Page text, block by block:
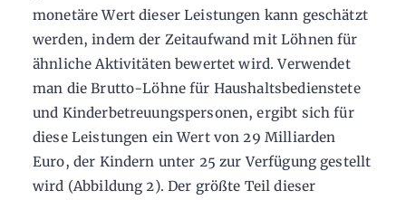
monetäre Wert dieser Leistungen kann geschätzt
werden, indem der Zeitaufwand mit Löhnen für
ähnliche Aktivitäten bewertet wird. Verwendet
man die Brutto-Löhne für Haushaltsbedienstete
und Kinderbetreuungspersonen, ergibt sich für
diese Leistungen ein Wert von 29 Milliarden
Euro, der Kindern unter 25 zur Verfügung gestellt
wird (Abbildung 2). Der größte Teil dieser